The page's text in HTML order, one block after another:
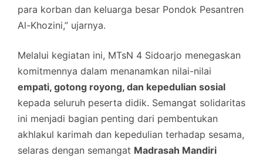
para korban dan keluarga besar Pondok Pesantren
Al-Khozini,” ujarnya.
Melalui kegiatan ini, MTsN 4 Sidoarjo menegaskan
komitmennya dalam menanamkan nilai-nilai
empati, gotong royong, dan kepedulian sosial
kepada seluruh peserta didik. Semangat solidaritas
ini menjadi bagian penting dari pembentukan
akhlakul karimah dan kepedulian terhadap sesama,
selaras dengan semangat Madrasah Mandiri